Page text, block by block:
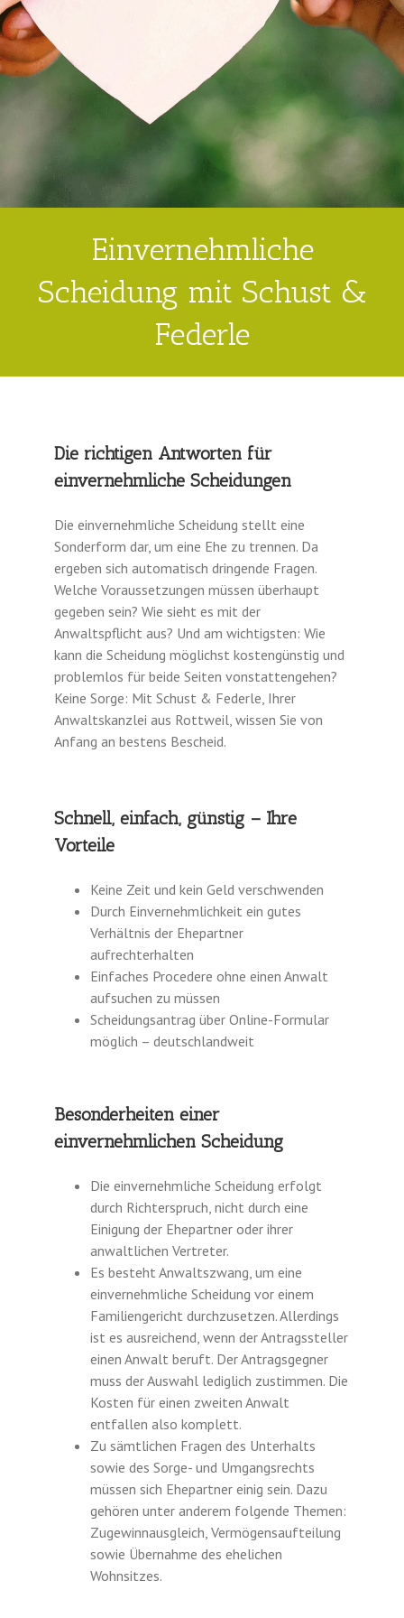
Einvernehmliche
Scheidung mit Schust &
Federle
Die richtigen Antworten für
einvernehmliche Scheidungen
Die einvernehmliche Scheidung stellt eine
Sonderform dar, um eine Ehe zu trennen. Da
ergeben sich automatisch dringende Fragen.
Welche Voraussetzungen müssen überhaupt
gegeben sein? Wie sieht es mit der
Anwaltspflicht aus? Und am wichtigsten: Wie
kann die Scheidung möglichst kostengünstig und
problemlos für beide Seiten vonstattengehen?
Keine Sorge: Mit Schust & Federle, Ihrer
Anwaltskanzlei aus Rottweil, wissen Sie von
Anfang an bestens Bescheid.
Schnell, einfach, günstig – Ihre
Vorteile
Keine Zeit und kein Geld verschwenden
Durch Einvernehmlichkeit ein gutes
Verhältnis der Ehepartner
aufrechterhalten
Einfaches Procedere ohne einen Anwalt
aufsuchen zu müssen
Scheidungsantrag über Online-Formular
möglich – deutschlandweit
Besonderheiten einer
einvernehmlichen Scheidung
Die einvernehmliche Scheidung erfolgt
durch Richterspruch, nicht durch eine
Einigung der Ehepartner oder ihrer
anwaltlichen Vertreter.
Es besteht Anwaltszwang, um eine
einvernehmliche Scheidung vor einem
Familiengericht durchzusetzen. Allerdings
ist es ausreichend, wenn der Antragssteller
einen Anwalt beruft. Der Antragsgegner
muss der Auswahl lediglich zustimmen. Die
Kosten für einen zweiten Anwalt
entfallen also komplett.
Zu sämtlichen Fragen des Unterhalts
sowie des Sorge- und Umgangsrechts
müssen sich Ehepartner einig sein. Dazu
gehören unter anderem folgende Themen:
Zugewinnausgleich, Vermögensaufteilung
sowie Übernahme des ehelichen
Wohnsitzes.